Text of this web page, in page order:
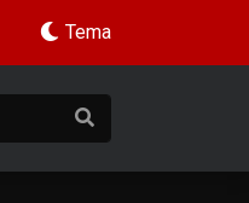
Tema